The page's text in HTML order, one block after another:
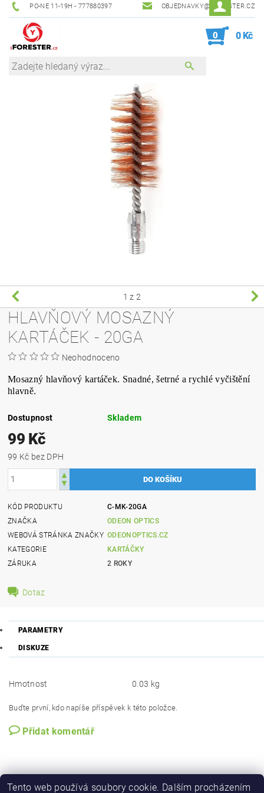
PO-NE 11-19H - 777880397 OBJEDNAVKY@IFORESTER.CZ
0 0 Kč
1 z 2
HLAVŇOVÝ MOSAZNÝ
KARTÁČEK - 20GA
Neohodnoceno
Mosazný hlavňový kartáček. Snadné, šetrné a rychlé vyčištění
hlavně.
Dostupnost Skladem
99 Kč
99 Kč bez DPH
KÓD PRODUKTU
C-MK-20GA
ZNAČKA
ODEON OPTICS
WEBOVÁ STRÁNKA ZNAČKY ODEONOPTICS.CZ
KATEGORIE
KARTÁČKY
ZÁRUKA
2 ROKY
Dotaz
PARAMETRY
DISKUZE
Hmotnost 0.03 kg
Buďte první, kdo napíše příspěvek k této položce.
Přidat komentář
Tento web používá soubory cookie. Dalším procházením